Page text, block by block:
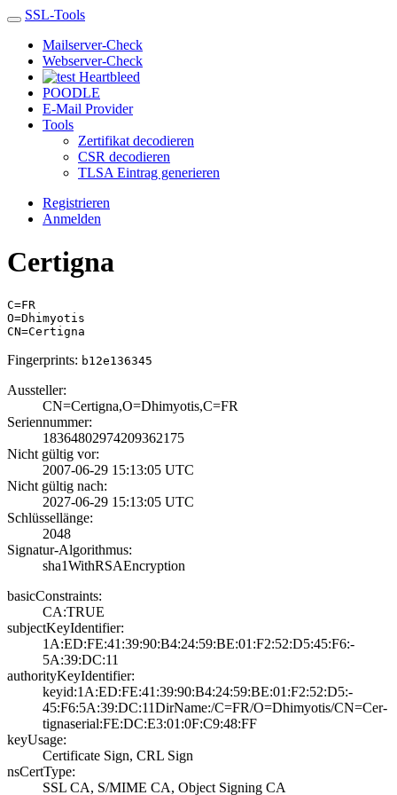
SSL-Tools
Mailserver-Check
Webserver-Check
Heartbleed
POODLE
E-Mail Provider
Tools
Zertifikat decodieren
CSR decodieren
TLSA Eintrag generieren
Registrieren
Anmelden
Certigna
C=FR
O=Dhimyotis
CN=Certigna
Fingerprints: b12e136345
Aussteller:
CN=Certigna,O=Dh­imyotis,C=FR
Seriennummer:
1836480297420936­2175
Nicht gültig vor:
2007-06-29 15:13­:05 UTC
Nicht gültig nach:
2027-06-29 15:13­:05 UTC
Schlüssellänge:
2048
Signatur-Algorithmus:
sha1WithRSAEncry­ption
basicConstraints:
CA:TRUE
subjectKeyIdentifier:
1A:ED:FE:41:39:9­0:B4:24:59:BE:01­:F2:52:D5:45:F6:­
5A:39:DC:11
authorityKeyIdentifier:
keyid:1A:ED:FE:4­1:39:90:B4:24:59­:BE:01:F2:52:D5:­
45:F6:5A:39:DC:1­1­DirName:/C=FR/O=­Dhimyotis/CN=Cer­
tigna­serial:FE:DC:E3:­01:0F:C9:48:FF
keyUsage:
Certificate Sign­, CRL Sign
nsCertType:
SSL CA, S/MIME C­A, Object Signin­g CA